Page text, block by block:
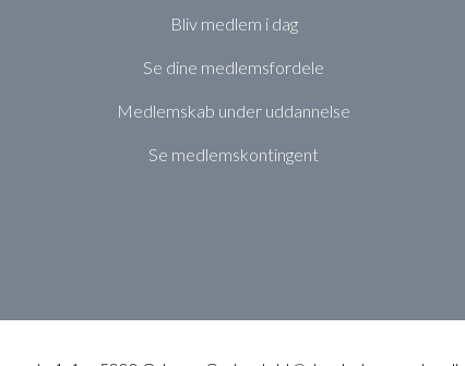
Bliv medlem i dag
Se dine medlemsfordele
Medlemskab under uddannelse
Se medlemskontingent